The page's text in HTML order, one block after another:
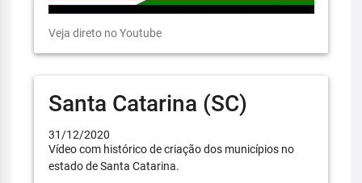
Veja direto no Youtube
Santa Catarina (SC)
31/12/2020
Vídeo com histórico de criação dos municípios no
estado de Santa Catarina.